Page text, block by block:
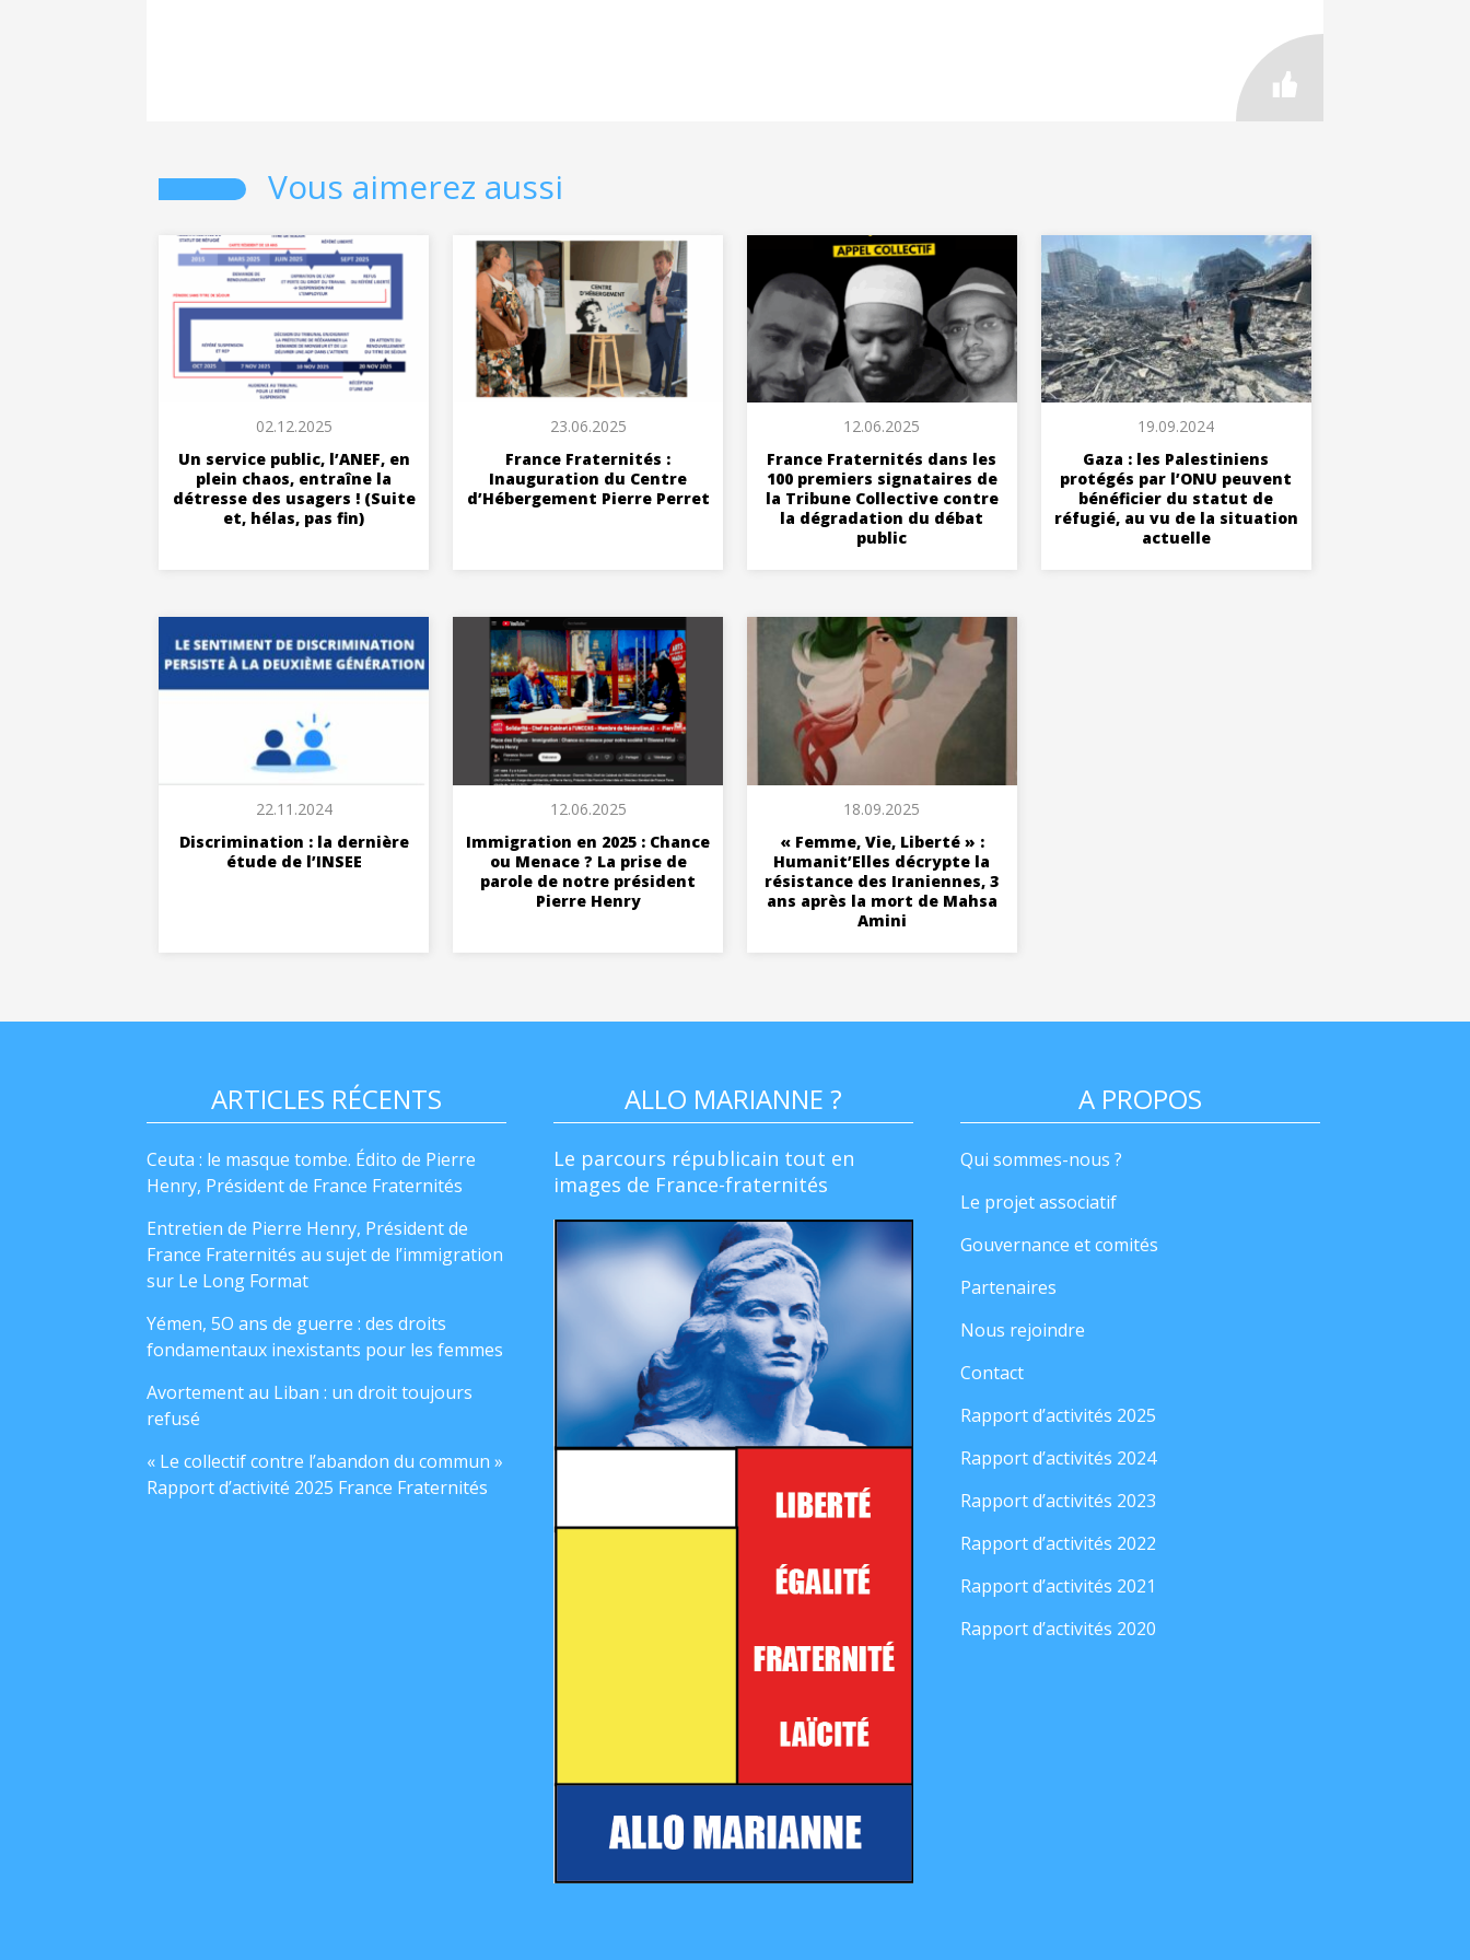
Vous aimerez aussi
02.12.2025
Un service public, l’ANEF, en
plein chaos, entraîne la
détresse des usagers ! (Suite
et, hélas, pas fin)
23.06.2025
France Fraternités :
Inauguration du Centre
d’Hébergement Pierre Perret
12.06.2025
France Fraternités dans les
100 premiers signataires de
la Tribune Collective contre
la dégradation du débat
public
19.09.2024
Gaza : les Palestiniens
protégés par l’ONU peuvent
bénéficier du statut de
réfugié, au vu de la situation
actuelle
22.11.2024
Discrimination : la dernière
étude de l’INSEE
12.06.2025
Immigration en 2025 : Chance
ou Menace ? La prise de
parole de notre président
Pierre Henry
18.09.2025
« Femme, Vie, Liberté » :
Humanit’Elles décrypte la
résistance des Iraniennes, 3
ans après la mort de Mahsa
Amini
ARTICLES RÉCENTS
Ceuta : le masque tombe. Édito de Pierre
Henry, Président de France Fraternités
Entretien de Pierre Henry, Président de
France Fraternités au sujet de l’immigration
sur Le Long Format
Yémen, 5O ans de guerre : des droits
fondamentaux inexistants pour les femmes
Avortement au Liban : un droit toujours
refusé
« Le collectif contre l’abandon du commun »
Rapport d’activité 2025 France Fraternités
ALLO MARIANNE ?
Le parcours républicain tout en
images de France-fraternités
A PROPOS
Qui sommes-nous ?
Le projet associatif
Gouvernance et comités
Partenaires
Nous rejoindre
Contact
Rapport d’activités 2025
Rapport d’activités 2024
Rapport d’activités 2023
Rapport d’activités 2022
Rapport d’activités 2021
Rapport d’activités 2020